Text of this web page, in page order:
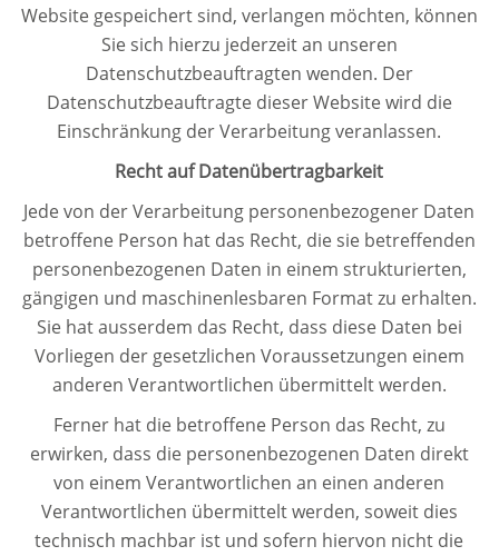
Website gespeichert sind, verlangen möchten, können
Sie sich hierzu jederzeit an unseren
Datenschutzbeauftragten wenden. Der
Datenschutzbeauftragte dieser Website wird die
Einschränkung der Verarbeitung veranlassen.
Recht auf Datenübertragbarkeit
Jede von der Verarbeitung personenbezogener Daten
betroffene Person hat das Recht, die sie betreffenden
personenbezogenen Daten in einem strukturierten,
gängigen und maschinenlesbaren Format zu erhalten.
Sie hat ausserdem das Recht, dass diese Daten bei
Vorliegen der gesetzlichen Voraussetzungen einem
anderen Verantwortlichen übermittelt werden.
Ferner hat die betroffene Person das Recht, zu
erwirken, dass die personenbezogenen Daten direkt
von einem Verantwortlichen an einen anderen
Verantwortlichen übermittelt werden, soweit dies
technisch machbar ist und sofern hiervon nicht die